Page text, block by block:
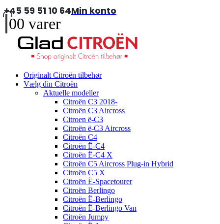
+45 59 51 10 64Min konto
00 varer
Originalt Citroën tilbehør
Vælg din Citroën
Aktuelle modeller
Citroën C3 2018-
Citroën C3 Aircross
Citroen ë-C3
Citroën ë-C3 Aircross
Citroën C4
Citroën Ë-C4
Citroën Ë-C4 X
Citroën C5 Aircross Plug-in Hybrid
Citroën C5 X
Citroën Ë-Spacetourer
Citroën Berlingo
Citroën Ë-Berlingo
Citroën Ë-Berlingo Van
Citroën Jumpy